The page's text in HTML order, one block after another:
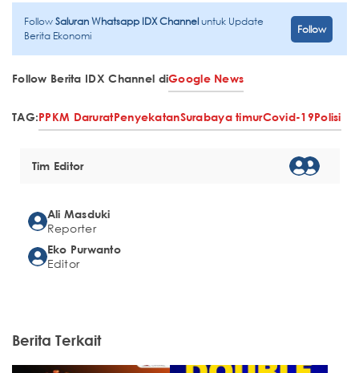
FollowSaluran Whatsapp IDX Channeluntuk Update
Berita Ekonomi
Follow
Follow Berita IDX Channel diGoogle News
TAG:PPKM DaruratPenyekatanSurabaya timurCovid-19Polisi
Tim Editor
Ali Masduki
Reporter
Eko Purwanto
Editor
Berita Terkait